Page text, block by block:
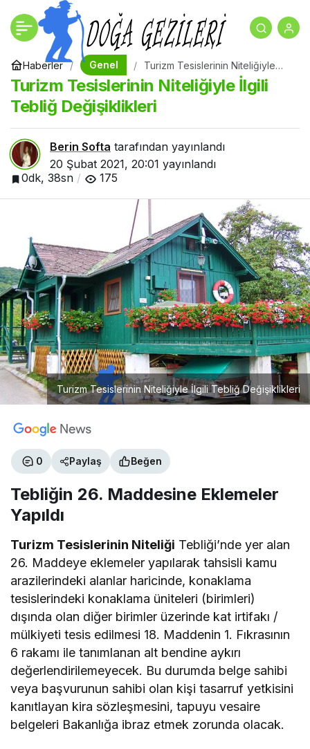
Haberler Genel
Turizm Tesislerinin Niteliğiyle
İlgili Tebliğ Değişiklikleri
Turizm Tesislerinin Niteliğiyle İlgili
Tebliğ Değişiklikleri
Berin Softa tarafından yayınlandı
20 Şubat 2021, 20:01 yayınlandı
0dk, 38sn
175
Turizm Tesislerinin Niteliğiyle İlgili Tebliğ Değişiklikleri
0 Paylaş Beğen
Tebliğin 26. Maddesine Eklemeler
Yapıldı
Turizm Tesislerinin Niteliği Tebliği’nde yer alan
26. Maddeye eklemeler yapılarak tahsisli kamu
arazilerindeki alanlar haricinde, konaklama
tesislerindeki konaklama üniteleri (birimleri)
dışında olan diğer birimler üzerinde kat irtifakı /
mülkiyeti tesis edilmesi 18. Maddenin 1. Fıkrasının
6 rakamı ile tanımlanan alt bendine aykırı
değerlendirilemeyecek. Bu durumda belge sahibi
veya başvurunun sahibi olan kişi tasarruf yetkisini
kanıtlayan kira sözleşmesini, tapuyu vesaire
belgeleri Bakanlığa ibraz etmek zorunda olacak.
Turizm Tesislerinin
Niteliğiyle İlgili Tebliğ
Değişiklikleri
+ 0